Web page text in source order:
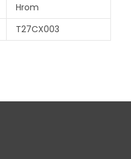
Hrom
T27CX003